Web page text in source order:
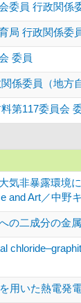
委員 行政関係
局 行政関係委
委員
係委員（地方
第117委員会
気非暴露環境
and Art／中野
の二成分の金
用いた熱電発